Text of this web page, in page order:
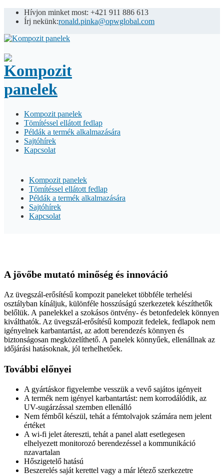
Hívjon minket most: +421 911 886 613
Írj nekünk:ronald.pinka@opwglobal.com
Kompozit panelek
Tömítéssel ellátott fedlap
Példák a termék alkalmazására
Sajtóhírek
Kapcsolat
Kompozit panelek
Tömítéssel ellátott fedlap
Példák a termék alkalmazására
Sajtóhírek
Kapcsolat
A jövőbe mutató minőség és innováció
Az üvegszál-erősítésű kompozit paneleket többféle terhelési
osztályban kínáljuk, különféle hosszúságú szerkezetek készíthetők
belőlük. A panelekkel a szokásos öntvény- és betonfedelek könnyen
kiválthatók. Az üvegszál-erősítésű kompozit fedelek, fedlapok nem
igényelnek karbantartást, az adott berendezés könnyen és
biztonságosan megközelíthető. A panelek könnyűek, ellenállnak az
időjárási hatásoknak, jól terhelhetőek.
További előnyei
A gyártáskor figyelembe vesszük a vevő sajátos igényeit
A termék nem igényel karbantartást: nem korrodálódik, az
UV-sugárzással szemben ellenálló
Nem fémből készül, tehát a fémtolvajok számára nem jelent
értéket
A wi-fi jelet átereszti, tehát a panel alatt esetlegesen
elhelyezett monitorozó berendezéssel a kommunikáció
nzavartalan
Hőszigetelő hatású
Beszerelés saját kerettel vagy a már létező szerkezetre